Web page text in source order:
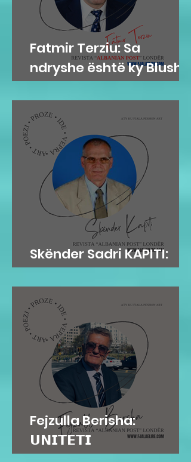
Fatmir Terziu: Sa
ndryshe është ky Blushi
nga Blushi
Skënder Sadri KAPITI:
Adem Jashari dhe...
Fejzulla Berisha:
𝗨𝗡𝗜𝗧𝗘𝗧𝗜